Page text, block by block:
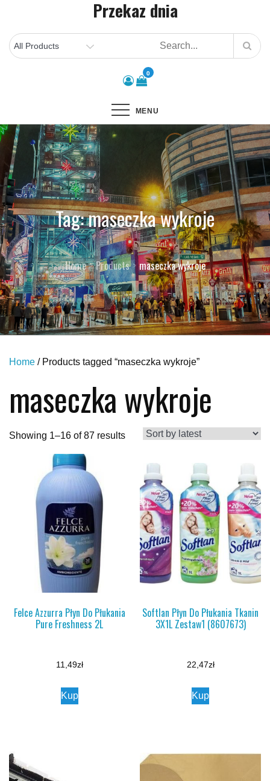
content
Przekaz dnia
0
MENU
Tag:maseczka wykroje
Home Products maseczka wykroje
Home / Products tagged “maseczka wykroje”
maseczka wykroje
Showing 1–16 of 87 results
Felce Azzurra Płyn Do Płukania
Pure Freshness 2L
11,49zł
Kup
Softlan Płyn Do Płukania Tkanin
3X1L Zestaw1 (8607673)
22,47zł
Kup